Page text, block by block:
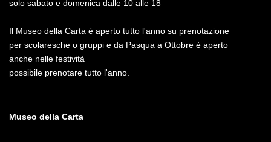
solo sabato e domenica dalle 10 alle 18
Il Museo della Carta è aperto tutto l'anno su prenotazione
per scolaresche o gruppi e da Pasqua a Ottobre è aperto
anche nelle festività
possibile prenotare tutto l'anno.
Museo della Carta